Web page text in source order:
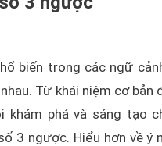
biến trong các ngữ
Từ khái niệm cơ
phá và sáng tạo
3 ngược. Hiểu hơn về ý